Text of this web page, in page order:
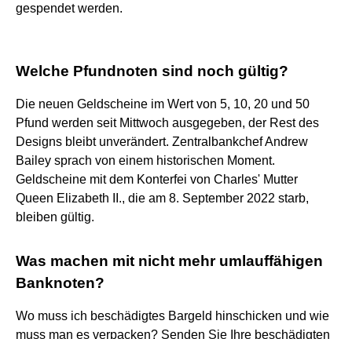
gespendet werden.
Welche Pfundnoten sind noch gültig?
Die neuen Geldscheine im Wert von 5, 10, 20 und 50
Pfund werden seit Mittwoch ausgegeben, der Rest des
Designs bleibt unverändert. Zentralbankchef Andrew
Bailey sprach von einem historischen Moment.
Geldscheine mit dem Konterfei von Charles' Mutter
Queen Elizabeth II., die am 8. September 2022 starb,
bleiben gültig.
Was machen mit nicht mehr umlauffähigen
Banknoten?
Wo muss ich beschädigtes Bargeld hinschicken und wie
muss man es verpacken? Senden Sie Ihre beschädigten